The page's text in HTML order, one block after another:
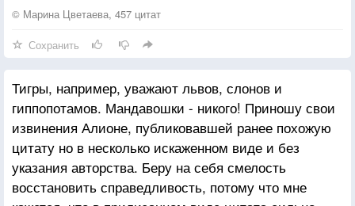
© Марина Цветаева, 457 цитат
Сохранить
Тигры, например, уважают львов, слонов и
гиппопотамов. Мандавошки - никого! Приношу свои
извинения Алионе, публиковавшей ранее похожую
цитату но в несколько искаженном виде и без
указания авторства. Беру на себя смелость
восстановить справедливость, потому что мне